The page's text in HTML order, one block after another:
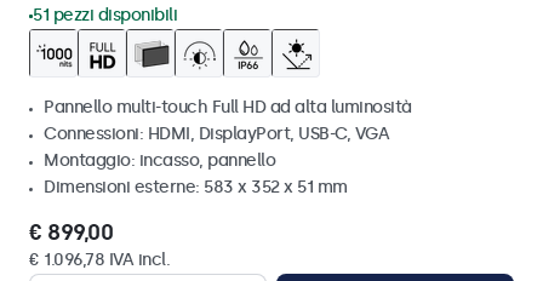
51 pezzi disponibili
Pannello multi-touch Full HD ad alta luminosità
Connessioni: HDMI, DisplayPort, USB-C, VGA
Montaggio: incasso, pannello
Dimensioni esterne: 583 x 352 x 51 mm
€ 899,00
€ 1.096,78 IVA incl.